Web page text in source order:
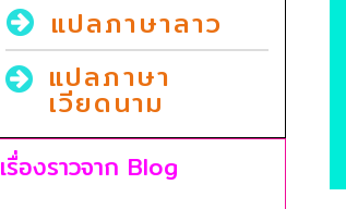
แปลภาษาลาว
แปลภาษา
เวียดนาม
เรื่องราวจาก Blog